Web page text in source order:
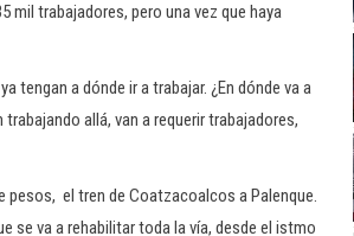
mil trabajadores, pero una vez que haya
tengan a dónde ir a trabajar. ¿En dónde va a
allá, van a requerir trabajadores,
pesos, el tren de Coatzacoalcos a Palenque.
se va a rehabilitar toda la vía, desde el istmo